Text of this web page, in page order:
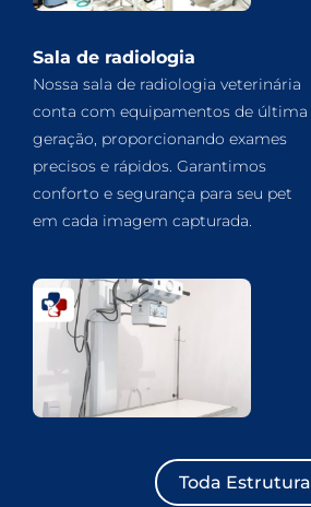
Sala de radiologia
Nossa sala de radiologia veterinária
conta com equipamentos de última
geração, proporcionando exames
precisos e rápidos. Garantimos
conforto e segurança para seu pet
em cada imagem capturada.
Toda Estrutura